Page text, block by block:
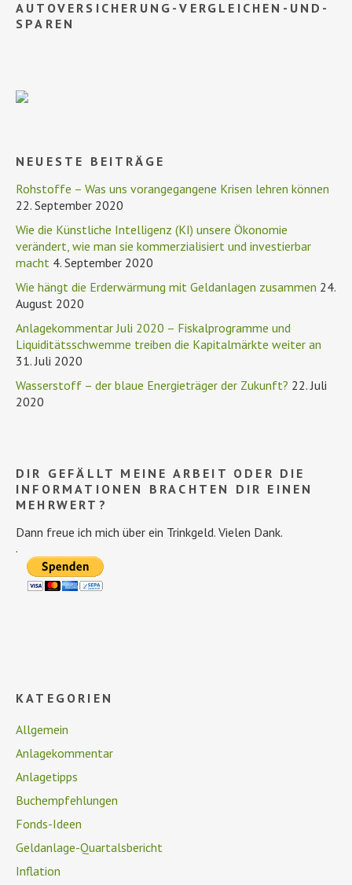
AUTOVERSICHERUNG-VERGLEICHEN-UND-
SPAREN
NEUESTE BEITRÄGE
Rohstoffe – Was uns vorangegangene Krisen lehren können
22. September 2020
Wie die Künstliche Intelligenz (KI) unsere Ökonomie
verändert, wie man sie kommerzialisiert und investierbar
macht 4. September 2020
Wie hängt die Erderwärmung mit Geldanlagen zusammen 24.
August 2020
Anlagekommentar Juli 2020 – Fiskalprogramme und
Liquiditätsschwemme treiben die Kapitalmärkte weiter an
31. Juli 2020
Wasserstoff – der blaue Energieträger der Zukunft? 22. Juli
2020
DIR GEFÄLLT MEINE ARBEIT ODER DIE
INFORMATIONEN BRACHTEN DIR EINEN
MEHRWERT?
Dann freue ich mich über ein Trinkgeld. Vielen Dank.
.
KATEGORIEN
Allgemein
Anlagekommentar
Anlagetipps
Buchempfehlungen
Fonds-Ideen
Geldanlage-Quartalsbericht
Inflation